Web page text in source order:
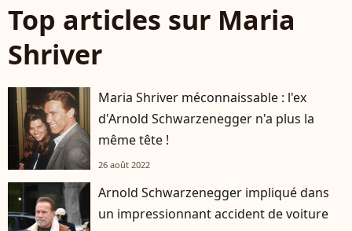
Top articles sur Maria
Shriver
Maria Shriver méconnaissable : l'ex
d'Arnold Schwarzenegger n'a plus la
même tête !
26 août 2022
Arnold Schwarzenegger impliqué dans
un impressionnant accident de voiture